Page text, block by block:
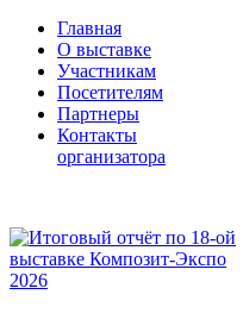
Главная
О выставке
Участникам
Посетителям
Партнеры
Контакты
организатора